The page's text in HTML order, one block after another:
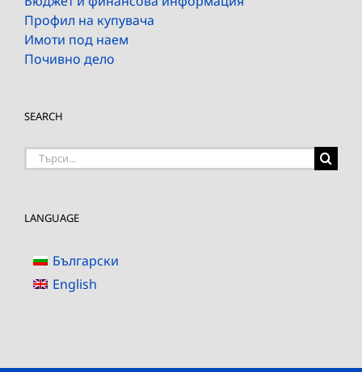
Профил на купувача
Имоти под наем
Почивно дело
SEARCH
Търсене
LANGUAGE
Български
English